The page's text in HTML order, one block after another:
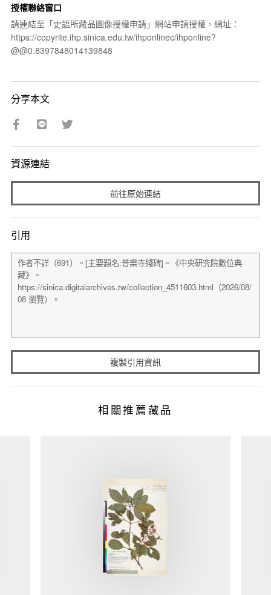
授權聯絡窗口
請連結至「史語所藏品圖像授權申請」網站申請授權，網址：
https://copyrite.ihp.sinica.edu.tw/ihponlinec/ihponline?
@@0.8397848014139848
分享本文
資源連結
前往原始連結
引用
複製引用資訊
相關推薦藏品